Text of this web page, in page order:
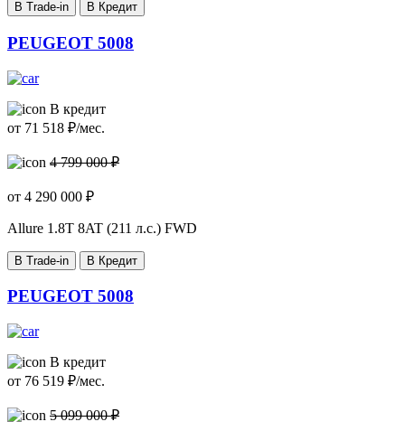
В Trade-in В Кредит
PEUGEOT 5008
В кредит
от 71 518 ₽/мес.
4 799 000 ₽
от 4 290 000 ₽
Allure 1.8T 8AT (211 л.с.) FWD
В Trade-in В Кредит
PEUGEOT 5008
В кредит
от 76 519 ₽/мес.
5 099 000 ₽